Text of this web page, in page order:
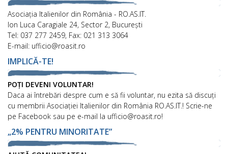
Asociaţia Italienilor din România - RO.AS.IT.
Ion Luca Caragiale 24, Sector 2, București
Tel: 037 277 2459, Fax: 021 313 3064
E-mail: ufficio@roasit.ro
IMPLICĂ-TE!
POȚI DEVENI VOLUNTAR!
Daca ai întrebări despre cum e să fii voluntar, nu ezita să discuți
cu membrii Asociației Italienilor din România RO.AS.IT.! Scrie-ne
pe Facebook sau pe e-mail la ufficio@roasit.ro!
„2% PENTRU MINORITATE”